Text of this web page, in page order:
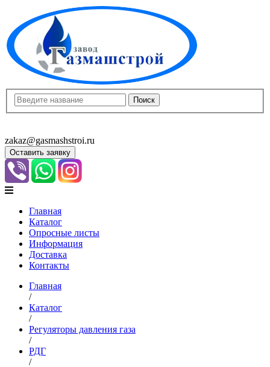
zakaz@gasmashstroi.ru
Оставить заявку
Главная
Каталог
Опросные листы
Информация
Доставка
Контакты
Главная
/
Каталог
/
Регуляторы давления газа
/
РДГ
/